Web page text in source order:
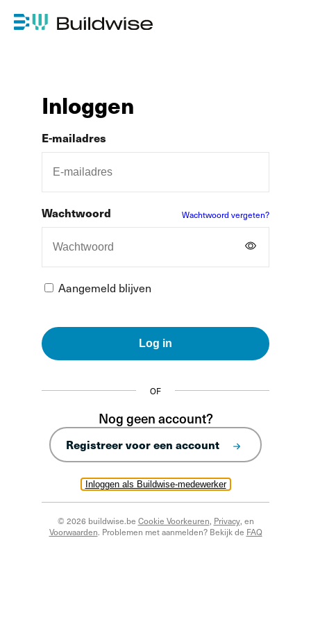
Inloggen
Inloggen als Buildwise-medewerker
E-mailadres
Wachtwoord Wachtwoord vergeten?
Aangemeld blijven
Log in
OF
Nog geen account?
Registreer voor een account
© 2026 buildwise.be Cookie Voorkeuren, Privacy, en
Voorwaarden. Problemen met aanmelden? Bekijk de FAQ